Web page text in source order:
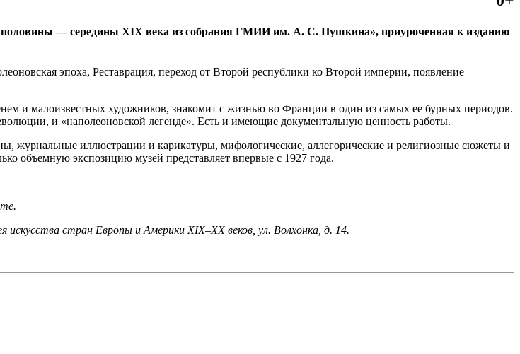
— середины XIX века из собрания ГМИИ им. А. С. Пушкина», приуроченная к изданию
эпоха, Реставрация, переход от Второй республики ко Второй империи, появление
и малоизвестных художников, знакомит с жизнью во Франции в один из самых ее бурных периодов.
и «наполеоновской легенде». Есть и имеющие документальную ценность работы.
журнальные иллюстрации и карикатуры, мифологические, аллегорические и религиозные сюжеты и
объемную экспозицию музей представляет впервые с 1927 года.
стран Европы и Америки XIX–XX веков, ул. Волхонка, д. 14.